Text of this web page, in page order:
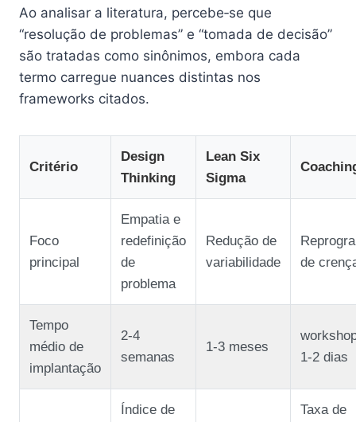
Ao analisar a literatura, percebe‑se que
“resolução de problemas” e “tomada de decisão”
são tratadas como sinônimos, embora cada
termo carregue nuances distintas nos
frameworks citados.
Critério
Design
Thinking
Lean Six
Sigma
Foco
principal
Empatia e
redefinição
de
problema
Redução de
variabilidade
de
Tempo
médio de
implantação
2‑4
semanas
1‑3 meses
1‑2 dias
Índice de
Taxa de